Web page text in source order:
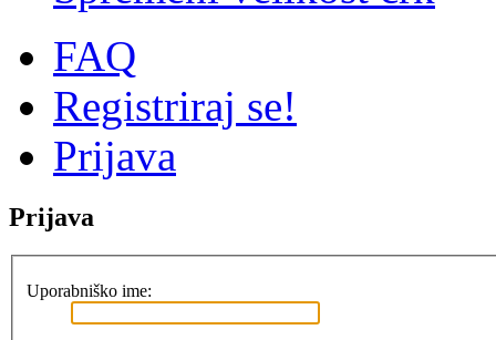
FAQ
Registriraj se!
Prijava
Prijava
Uporabniško ime: